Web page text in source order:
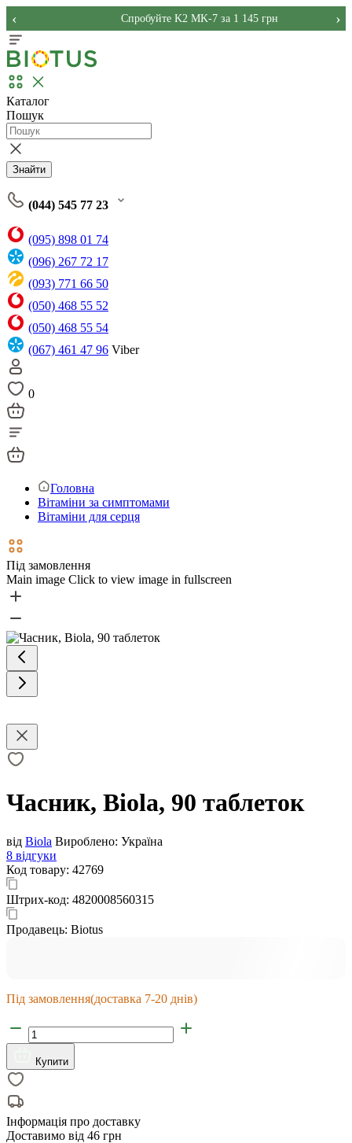
Спробуйте K2 MK-7 за 1 145 грн
‹ ›
Каталог
Пошук
Знайти
(044) 545 77 23
(095) 898 01 74
(096) 267 72 17
(093) 771 66 50
(050) 468 55 52
(050) 468 55 54
(067) 461 47 96 Viber
0
Головна
Вітаміни за симптомами
Вітаміни для серця
Під замовлення
Main image Click to view image in fullscreen
Часник, Biola, 90 таблеток
від Biola Вироблено: Україна
8 відгуки
Код товару: 42769
Штрих-код: 4820008560315
Продавець: Biotus
Під замовлення(доставка 7-20 днів)
Купити
Інформація про доставку
Доставимо від 46 грн